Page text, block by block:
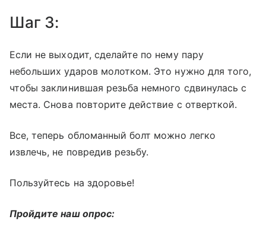
Шаг 3:
Если не выходит, сделайте по нему пару
небольших ударов молотком. Это нужно для того,
чтобы заклинившая резьба немного сдвинулась с
места. Снова повторите действие с отверткой.
Все, теперь обломанный болт можно легко
извлечь, не повредив резьбу.
Пользуйтесь на здоровье!
Пройдите наш опрос: